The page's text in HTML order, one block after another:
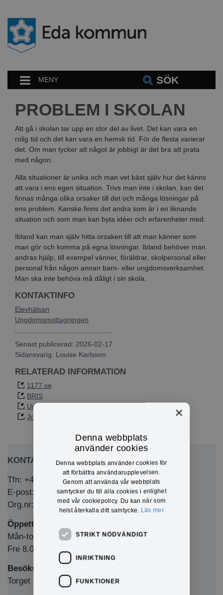
MENY SÖK
PROBLEM I SKOLAN
Att gå i skolan tar upp en stor del av livet. Det kan vara en
rolig tid och det kan vara en hemsk tid. För de flesta varierar
det. Om man tycker att något är jobbigt är det bra att prata
med någon.
Alla situationer är unika och man vet bäst själv hur det känns
att vara i ens egen situation. Trivs man inte i skolan, kan det
finnas många olika orsaker till det och många lösningar på
ens problem. Kanske finns det andra som är i en liknande
situation och som man kan byta idéer och erfarenheter med.
Ibland kan man själv hitta orsaken till att man känner som
man gör och komma på egna lösningar. Ibland behöver man
andras hjälp, till exempel vänner, föräldrar, skolpersonal eller
personal från någon annan barn- eller ungdomsverksamhet.
Man ska inte behöva må dåligt i sin skola.
KONTAKTINFO
Elevhälsan
Ungdomsmottagningen
Senast publicerad: 2026-02-17
Sidansvarig: Louise Karlsson
RELATERAD INFORMATION
1177.se
BRIS
Ungdomsmottagning på nätet
Jourhavande kompis
KONTAKTA OSS
Tfn: +46 (0)571-281 00
E-post: kommun@eda.se
Org.nr: 212000-1769
Öppettider Medborgarkontor/växel
Mån-tors 8.00-12.00 & 13.00-16.00
Fre 8.00-12.00 & 13.00-15.00
Besöksadress
Torget 1, 673 32 Charlottenberg
×
Denna webbplats
använder cookies
Denna webbplats använder cookies för
att förbättra användarupplevelsen.
Genom att använda vår webbplats
samtycker du till alla cookies i enlighet
med vår cookiepolicy. Du kan när som
helst återkalla ditt samtycke. Läs mer
STRIKT NÖDVÄNDIGT
INRIKTNING
FUNKTIONER